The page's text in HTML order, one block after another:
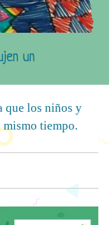
un
que los niños y
mismo tiempo.